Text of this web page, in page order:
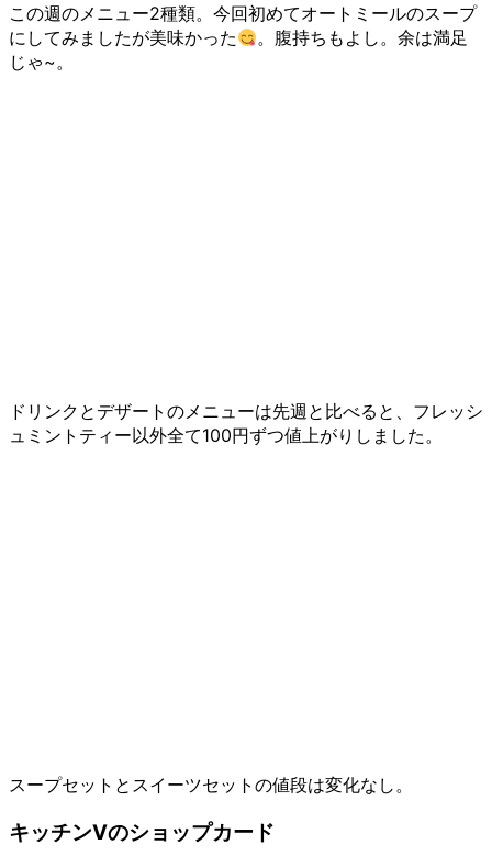
この週のメニュー2種類。今回初めてオートミールのスープ
にしてみましたが美味かった
。腹持ちもよし。余は満足
じゃ~。
ドリンクとデザートのメニューは先週と比べると、フレッシ
ュミントティー以外全て100円ずつ値上がりしました。
スープセットとスイーツセットの値段は変化なし。
キッチンVのショップカード